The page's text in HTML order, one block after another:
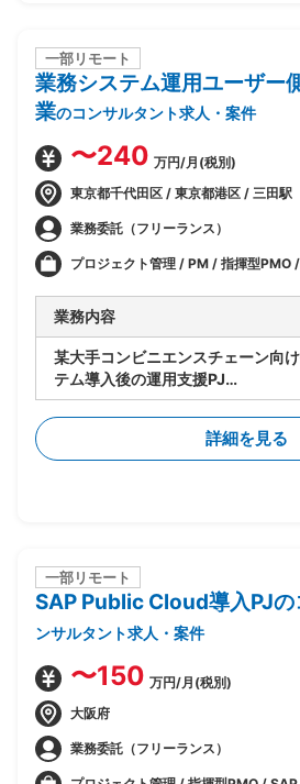
一部リモート
業務システム運用ユーザー
業のコンサルタント求人・案件
〜240 万円/月(税別)
東京都千代田区 / 東京都港区 / 三田駅
業務委託（フリーランス）
プロジェクト管理 / PM / 指揮型PMO
業務内容
某大手コンビニエンスチェーン向
テム導入後の運用支援PJ
・ユーザー側PMOとして、システ
管理を担う
・運用スペシャリストとして、運
準化・改善提案を主導
・システム運用の定着化支援（利
・運用課題の収集・分析・構造化
のエスカレーション対応
・運用KPIの設定・モニタリング、
の仕組み構築
・インシデント管理プロセスの整
策定支援
詳細を見る
一部リモート
SAP Public Cloud導入PJの
ンサルタント求人・案件
〜150 万円/月(税別)
大阪府
業務委託（フリーランス）